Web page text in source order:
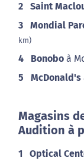
2 Saint
3 Mondial
km)
4 Bonobo à
5 McDonald's
Magasins
Audition à
1 Optical